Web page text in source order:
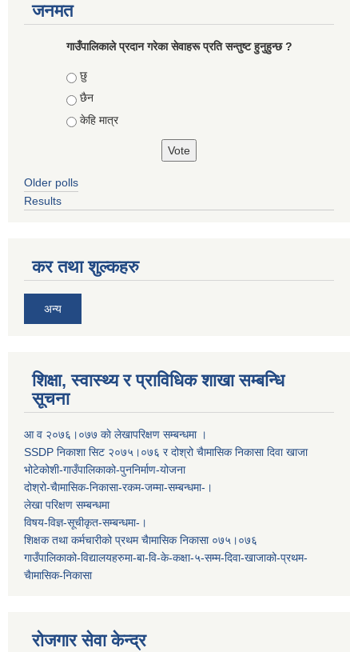
जनमत
गाउँपालिकाले प्रदान गरेका सेवाहरू प्रति सन्तुष्ट हुनुहुन्छ ?
Choices
छु
छैन
केहि मात्र
Older polls
Results
कर तथा शुल्कहरु
अन्य
शिक्षा, स्वास्थ्य र प्राविधिक शाखा सम्बन्धि
सूचना
आ व २०७६।०७७ काे लेखापरिक्षण सम्बन्धमा ।
SSDP निकाशा सिट २०७५।०७६ र दोश्रो चैामासिक निकासा दिवा खाजा
भोटेकोशी-गाउँपालिकाको-पुननिर्माण-योजना
दोश्रो-चैामासिक-निकासा-रकम-जम्मा-सम्बन्धमा-।
लेखा परिक्षण सम्बन्धमा
विषय-विज्ञ-सूचीकृत-सम्बन्धमा-।
शिक्षक तथा कर्मचारीको प्रथम च‌ैामासिक निकासा ०७५।०७६
गाउँपालिकाको-विद्यालयहरुमा-बा-वि-के-कक्षा-५-सम्म-दिवा-खाजाको-प्रथम-
चैामासिक-निकासा
रोजगार सेवा केन्द्र